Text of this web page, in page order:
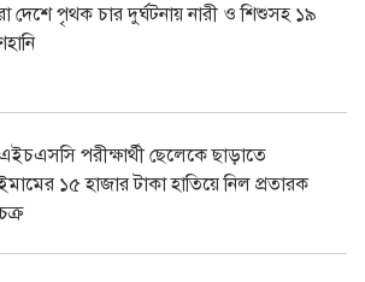
দেশে পৃথক চার দুর্ঘটনায় নারী ও শিশুসহ ১৯
এইচএসসি পরীক্ষার্থী ছেলেকে ছাড়াতে
১৫ হাজার টাকা হাতিয়ে নিল প্রতারক